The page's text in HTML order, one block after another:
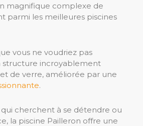
magnifique complexe de
parmi les meilleures piscines
vous ne voudriez pas
structure incroyablement
de verre, améliorée par une
.
cherchent à se détendre ou
la piscine Pailleron offre une